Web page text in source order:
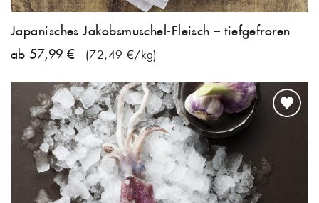
Japanisches Jakobsmuschel-Fleisch – tiefgefroren
ab 57,99 €
(72,49 €/kg)